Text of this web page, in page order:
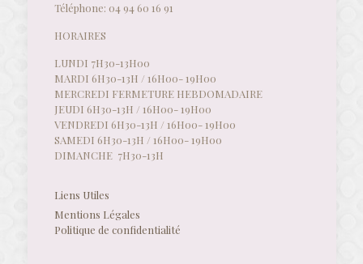
Téléphone: 04 94 60 16 91
HORAIRES
LUNDI 7H30-13H00
MARDI 6H30-13H / 16H00- 19H00
MERCREDI FERMETURE HEBDOMADAIRE
JEUDI 6H30-13H / 16H00- 19H00
VENDREDI 6H30-13H / 16H00- 19H00
SAMEDI 6H30-13H / 16H00- 19H00
DIMANCHE 7H30-13H
Liens Utiles
Mentions Légales
Politique de confidentialité